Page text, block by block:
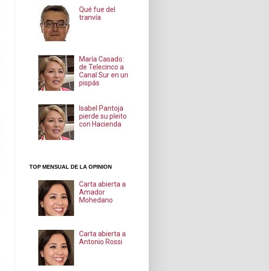
Qué fue del
tranvía
María Casado:
de Telecinco a
Canal Sur en un
pispás
Isabel Pantoja
pierde su pleito
con Hacienda
TOP MENSUAL DE LA OPINION
Carta abierta a
Amador
Mohedano
Carta abierta a
Antonio Rossi